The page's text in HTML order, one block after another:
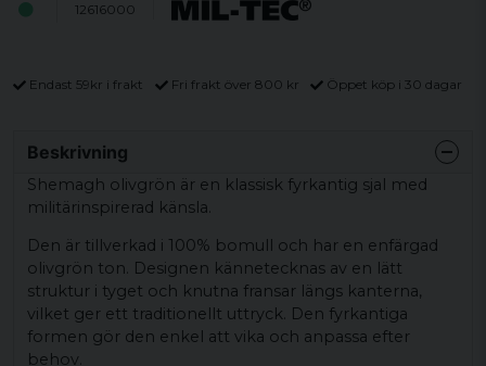
12616000
Endast 59kr i frakt Fri frakt över 800 kr Öppet köp i 30 dagar
Beskrivning
Shemagh olivgrön är en klassisk fyrkantig sjal med
militärinspirerad känsla.
Den är tillverkad i 100% bomull och har en enfärgad
olivgrön ton. Designen kännetecknas av en lätt
struktur i tyget och knutna fransar längs kanterna,
vilket ger ett traditionellt uttryck. Den fyrkantiga
formen gör den enkel att vika och anpassa efter
behov.